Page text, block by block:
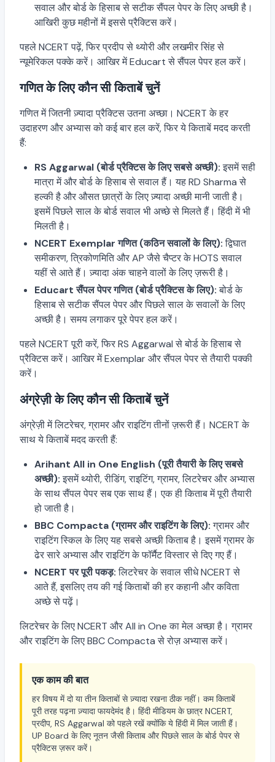
सवाल और बोर्ड के हिसाब से सटीक सैंपल पेपर के लिए अच्छी है।
आखिरी कुछ महीनों में इससे प्रैक्टिस करें।
पहले NCERT पढ़ें, फिर प्रदीप से थ्योरी और लखमीर सिंह से
न्यूमेरिकल पक्के करें। आखिर में Educart से सैंपल पेपर हल करें।
गणित के लिए कौन सी किताबें चुनें
गणित में जितनी ज़्यादा प्रैक्टिस उतना अच्छा। NCERT के हर
उदाहरण और अभ्यास को कई बार हल करें, फिर ये किताबें मदद करती
हैं:
RS Aggarwal (बोर्ड प्रैक्टिस के लिए सबसे अच्छी):इसमें सही
मात्रा में और बोर्ड के हिसाब से सवाल हैं। यह RD Sharma से
हल्की है और औसत छात्रों के लिए ज़्यादा अच्छी मानी जाती है।
इसमें पिछले साल के बोर्ड सवाल भी अच्छे से मिलते हैं। हिंदी में भी
मिलती है।
NCERT Exemplar गणित (कठिन सवालों के लिए):द्विघात
समीकरण, त्रिकोणमिति और AP जैसे चैप्टर के HOTS सवाल
यहीं से आते हैं। ज़्यादा अंक चाहने वालों के लिए ज़रूरी है।
Educart सैंपल पेपर गणित (बोर्ड प्रैक्टिस के लिए):बोर्ड के
हिसाब से सटीक सैंपल पेपर और पिछले साल के सवालों के लिए
अच्छी है। समय लगाकर पूरे पेपर हल करें।
पहले NCERT पूरी करें, फिर RS Aggarwal से बोर्ड के हिसाब से
प्रैक्टिस करें। आखिर में Exemplar और सैंपल पेपर से तैयारी पक्की
करें।
अंग्रेज़ी के लिए कौन सी किताबें चुनें
अंग्रेज़ी में लिटरेचर, ग्रामर और राइटिंग तीनों ज़रूरी हैं। NCERT के
साथ ये किताबें मदद करती हैं:
Arihant All in One English (पूरी तैयारी के लिए सबसे
अच्छी):इसमें थ्योरी, रीडिंग, राइटिंग, ग्रामर, लिटरेचर और अभ्यास
के साथ सैंपल पेपर सब एक साथ हैं। एक ही किताब में पूरी तैयारी
हो जाती है।
BBC Compacta (ग्रामर और राइटिंग के लिए):ग्रामर और
राइटिंग स्किल के लिए यह सबसे अच्छी किताब है। इसमें ग्रामर के
ढेर सारे अभ्यास और राइटिंग के फॉर्मैट विस्तार से दिए गए हैं।
NCERT पर पूरी पकड़:लिटरेचर के सवाल सीधे NCERT से
आते हैं, इसलिए तय की गई किताबों की हर कहानी और कविता
अच्छे से पढ़ें।
लिटरेचर के लिए NCERT और All in One का मेल अच्छा है। ग्रामर
और राइटिंग के लिए BBC Compacta से रोज़ अभ्यास करें।
एक काम की बात
हर विषय में दो या तीन किताबों से ज़्यादा रखना ठीक नहीं। कम किताबें
पूरी तरह पढ़ना ज़्यादा फायदेमंद है। हिंदी मीडियम के छात्र NCERT,
प्रदीप, RS Aggarwal को पहले रखें क्योंकि ये हिंदी में मिल जाती हैं।
UP Board के लिए नूतन जैसी किताब और पिछले साल के बोर्ड पेपर से
प्रैक्टिस ज़रूर करें।